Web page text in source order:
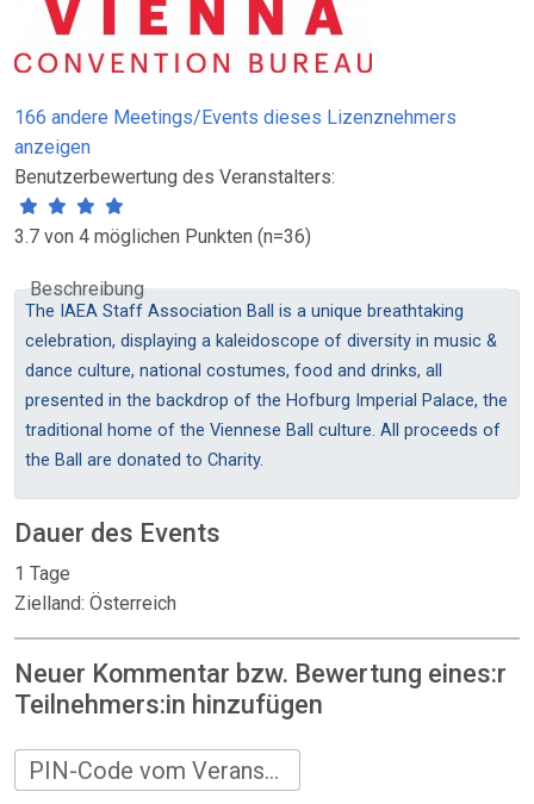
166 andere Meetings/Events dieses Lizenznehmers
anzeigen
Benutzerbewertung des Veranstalters:
3.7 von 4 möglichen Punkten (n=36)
Beschreibung
The IAEA Staff Association Ball is a unique breathtaking
celebration, displaying a kaleidoscope of diversity in music &
dance culture, national costumes, food and drinks, all
presented in the backdrop of the Hofburg Imperial Palace, the
traditional home of the Viennese Ball culture. All proceeds of
the Ball are donated to Charity.
Dauer des Events
1 Tage
Zielland: Österreich
Neuer Kommentar bzw. Bewertung eines:r
Teilnehmers:in hinzufügen
PIN-Code vom Veranstalter